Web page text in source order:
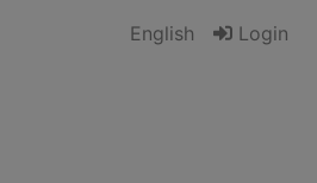
English Login